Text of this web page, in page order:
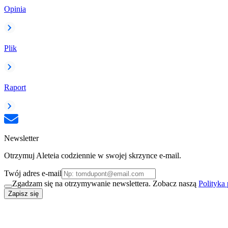
Opinia
Plik
Raport
Newsletter
Otrzymuj Aleteia codziennie w swojej skrzynce e-mail.
Twój adres e-mail
Zgadzam się na otrzymywanie newslettera. Zobacz naszą Polityka
Zapisz się